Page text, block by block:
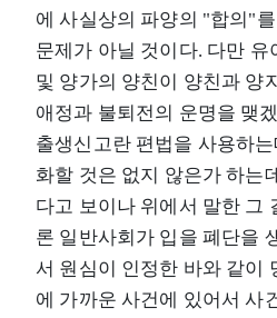
에 사실상의 파양의 "합의"
문제가 아닐 것이다. 다만
및 양가의 양친이 양친과 양
애정과 불퇴전의 운명을 맺
출생신고란 편법을 사용하
화할 것은 없지 않은가 하는
다고 보이나 위에서 말한 그
론 일반사회가 입을 폐단을
서 원심이 인정한 바와 같이
에 가까운 사건에 있어서 사